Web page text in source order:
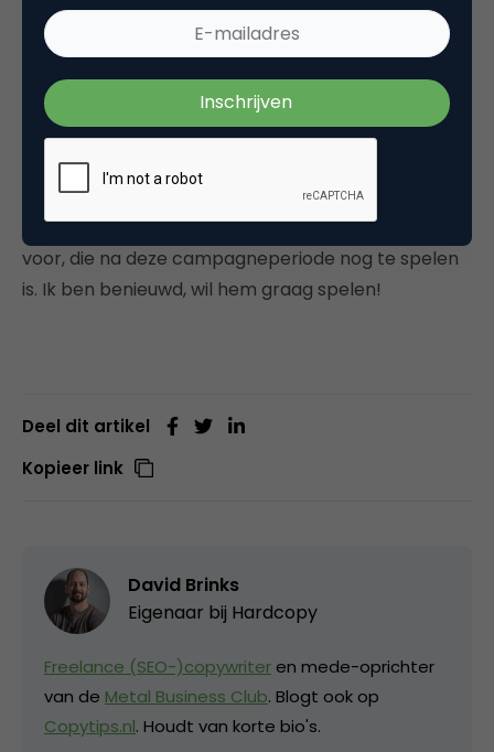
Wat ik ook nog wel voor me zie, is dat Sanquin deze
escape room inzet om potentiële kandidaten juist
te interesseren in werken bij Sanquin. Dus hem niet
pas inzetten als mensen al gesolliciteerd hebben,
maar juist als instrument om te laten zien hoe
veelzijdig en spannend het werk kan zijn. Maar
misschien gebruiken ze daar de online versie wel
voor, die na deze campagneperiode nog te spelen
is. Ik ben benieuwd, wil hem graag spelen!
Deel dit artikel
Kopieer link
David Brinks
Eigenaar bij Hardcopy
Freelance (SEO-)copywriter en mede-oprichter
van de Metal Business Club. Blogt ook op
Copytips.nl. Houdt van korte bio's.